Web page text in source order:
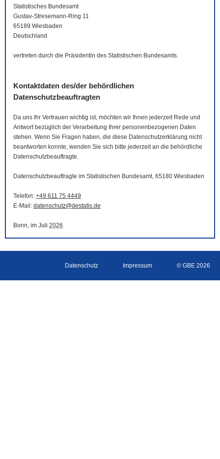
Statistisches Bundesamt
Gustav-Stresemann-Ring 11
65189 Wiesbaden
Deutschland
vertreten durch die Präsidentin des Statistischen Bundesamts.
Kontaktdaten des/der behördlichen
Datenschutzbeauftragten
Da uns Ihr Vertrauen wichtig ist, möchten wir Ihnen jederzeit Rede und
Antwort bezüglich der Verarbeitung Ihrer personenbezogenen Daten
stehen. Wenn Sie Fragen haben, die diese Datenschutzerklärung nicht
beantworten konnte, wenden Sie sich bitte jederzeit an die behördliche
Datenschutzbeauftragte.
Datenschutzbeauftragte im Statistischen Bundesamt, 65180 Wiesbaden
Telefon: +49 611 75 4449
E-Mail : datenschutz@destatis.de
Bonn, im Juli 2026
Datenschutz Impressum © GBE 2026